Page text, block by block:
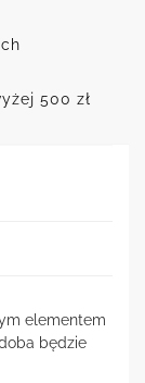
500 zł
elementem
będzie